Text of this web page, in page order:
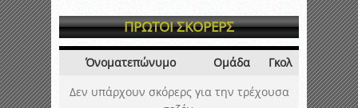
ΠΡΩΤΟΙ ΣΚΟΡΕΡΣ
Όνοματεπώνυμο Ομάδα
Γκολ
Δεν υπάρχουν σκόρερς για την τρέχουσα